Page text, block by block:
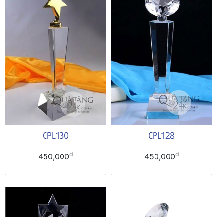
CPL130
450,000đ
CPL128
450,000đ